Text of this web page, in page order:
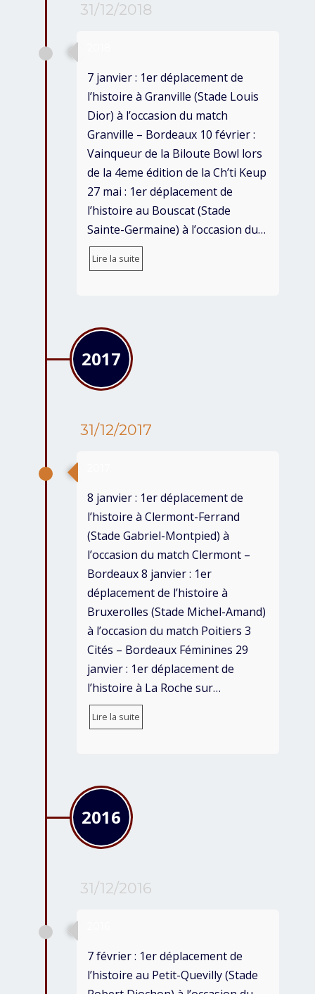
31/12/2018
7 janvier : 1er déplacement de
l’histoire à Granville (Stade Louis
Dior) à l’occasion du match
Granville – Bordeaux 10 février :
Vainqueur de la Biloute Bowl lors
de la 4eme édition de la Ch’ti Keup
27 mai : 1er déplacement de
l’histoire au Bouscat (Stade
Sainte-Germaine) à l’occasion du…
Lire la suite
2017
31/12/2017
8 janvier : 1er déplacement de
l’histoire à Clermont-Ferrand
(Stade Gabriel-Montpied) à
l’occasion du match Clermont –
Bordeaux 8 janvier : 1er
déplacement de l’histoire à
Bruxerolles (Stade Michel-Amand)
à l’occasion du match Poitiers 3
Cités – Bordeaux Féminines 29
janvier : 1er déplacement de
l’histoire à La Roche sur…
Lire la suite
2016
31/12/2016
7 février : 1er déplacement de
l’histoire au Petit-Quevilly (Stade